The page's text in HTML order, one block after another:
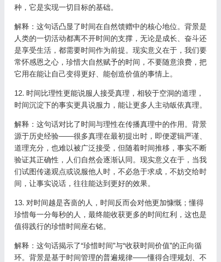
种，它是实现一切目标的基础。
解释：这句话凸显了时间在自然馈赠中的核心地位。背景是
人类的一切活动都离不开时间的支撑，无论是成长、奋斗还
是享受生活，都需要时间作为前提。现实意义在于，我们要
常怀感恩之心，珍惜大自然赋予的时间，不要随意浪费，把
它用在能让自己变得更好、能创造价值的事情上。
12. 时间比理性更能说服人接受真理，相较于空洞的道理，
时间沉淀下的事实更具说服力，能让更多人主动皈依真理。
解释：这句话对比了时间与理性在传播真理中的作用。背景
源于历史经验——很多真理在最初提出时，即便逻辑严谨、
道理充分，也难以被广泛接受，但随着时间推移，事实不断
验证其正确性，人们自然会逐渐认同。现实意义在于，当我
们试图传递观点或说服他人时，不必急于求成，不妨交给时
间，让事实说话，往往能达到更好的效果。
13. 对时间越是吝啬的人，时间反而会对他更加慷慨；懂得
珍惜每一分每秒的人，最终能收获更多的时间红利，这也是
值得践行的珍惜时间座右铭。
解释：这句话揭示了“珍惜时间”与“收获时间价值”的正向循
环。背景是基于时间管理的普遍规律——懂得合理规划、不